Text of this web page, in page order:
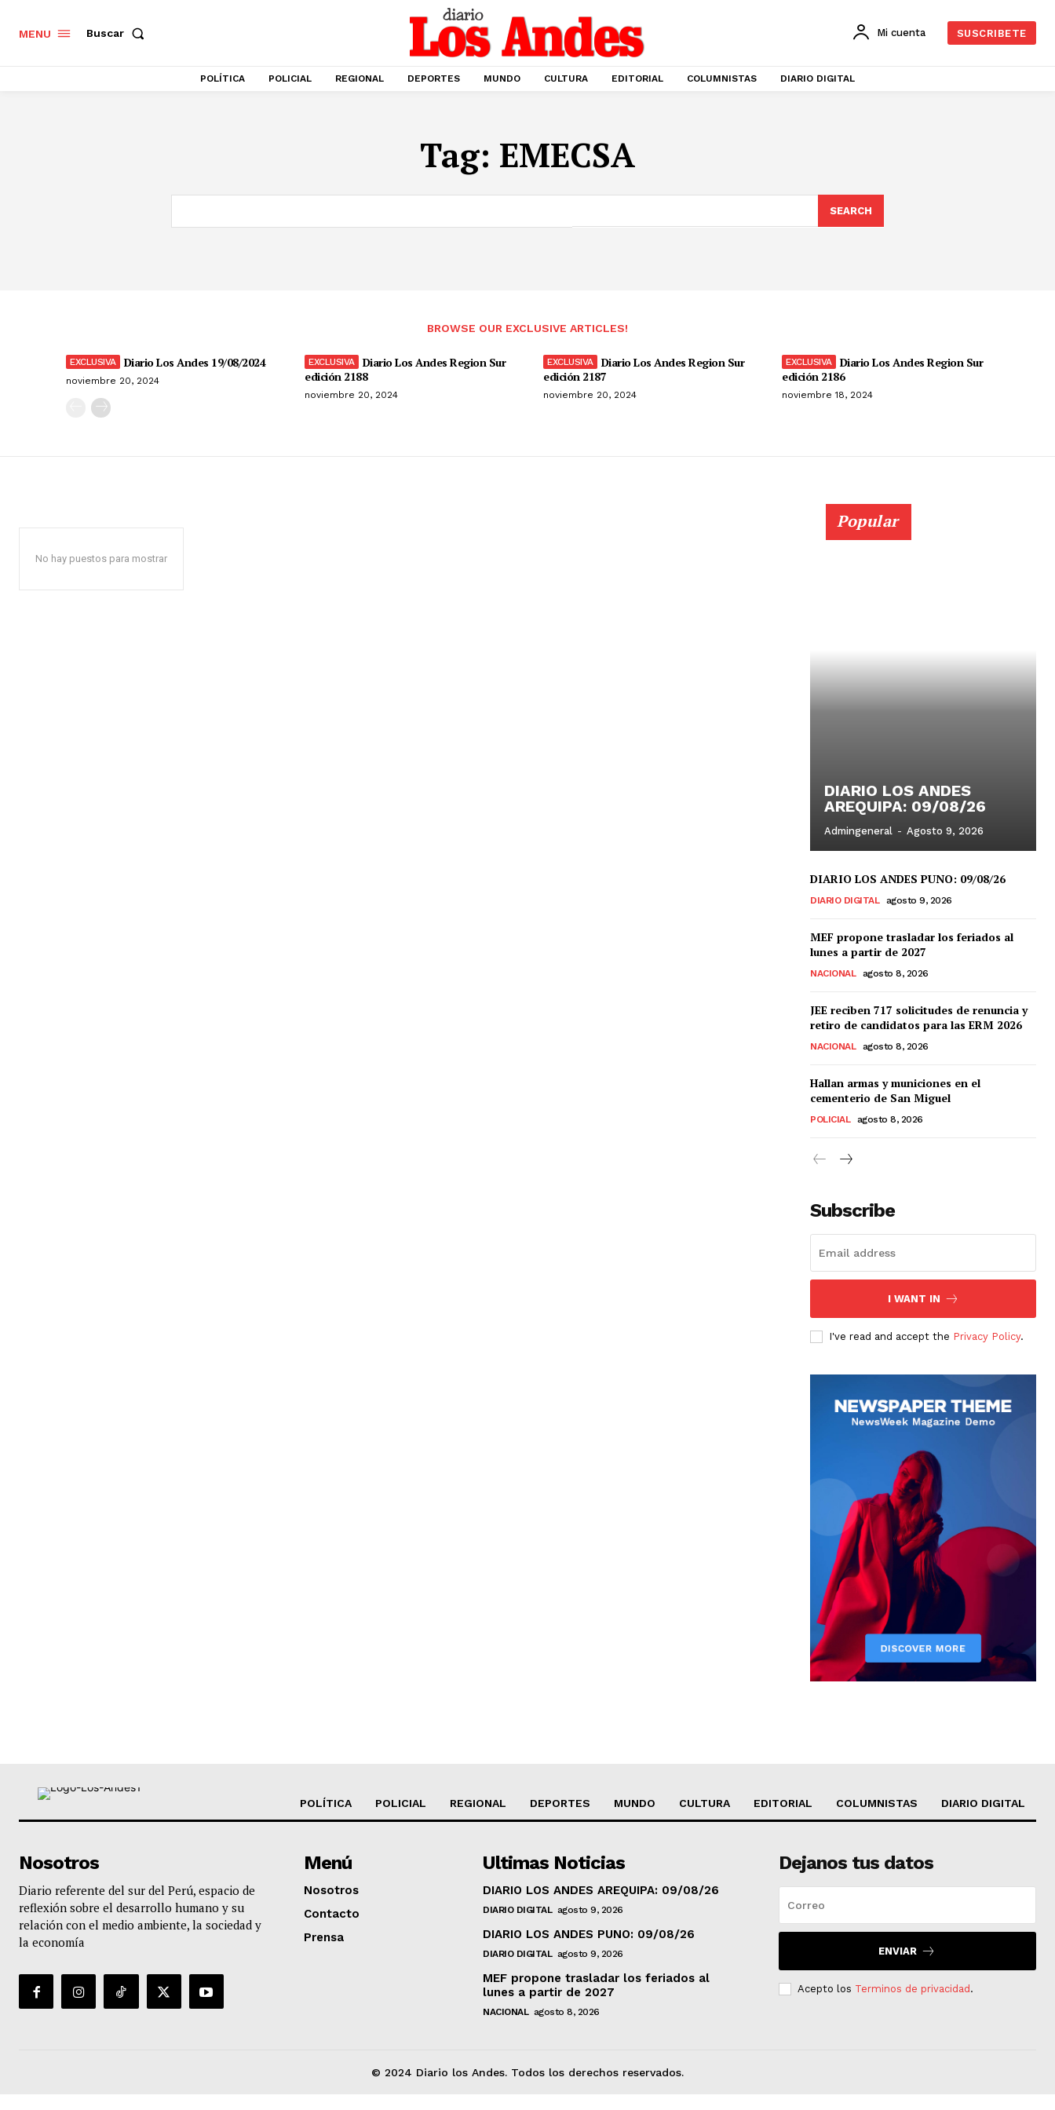
MENU Buscar Mi cuenta SUSCRIBETE
POLÍTICA POLICIAL REGIONAL DEPORTES MUNDO CULTURA EDITORIAL COLUMNISTAS DIARIO DIGITAL
Tag: EMECSA
SEARCH
BROWSE OUR EXCLUSIVE ARTICLES!
Diario Los Andes 19/08/2024
noviembre 20, 2024
Diario Los Andes Region Sur
edición 2188
noviembre 20, 2024
Diario Los Andes Region Sur
edición 2187
noviembre 20, 2024
Diario Los Andes Region Sur
edición 2186
noviembre 18, 2024
No hay puestos para mostrar
Popular
DIARIO LOS ANDES
AREQUIPA: 09/08/26
Admingeneral - Agosto 9, 2026
DIARIO LOS ANDES PUNO: 09/08/26
DIARIO DIGITAL agosto 9, 2026
MEF propone trasladar los feriados al
lunes a partir de 2027
NACIONAL agosto 8, 2026
JEE reciben 717 solicitudes de renuncia y
retiro de candidatos para las ERM 2026
NACIONAL agosto 8, 2026
Hallan armas y municiones en el
cementerio de San Miguel
POLICIAL agosto 8, 2026
Subscribe
I WANT IN
I've read and accept the Privacy Policy.
POLÍTICA POLICIAL REGIONAL DEPORTES MUNDO CULTURA EDITORIAL COLUMNISTAS DIARIO DIGITAL
Nosotros
Diario referente del sur del Perú, espacio de
reflexión sobre el desarrollo humano y su
relación con el medio ambiente, la sociedad y
la economía
Menú
Nosotros
Contacto
Prensa
Ultimas Noticias
DIARIO LOS ANDES AREQUIPA: 09/08/26
DIARIO DIGITAL agosto 9, 2026
DIARIO LOS ANDES PUNO: 09/08/26
DIARIO DIGITAL agosto 9, 2026
MEF propone trasladar los feriados al
lunes a partir de 2027
NACIONAL agosto 8, 2026
Dejanos tus datos
ENVIAR
Acepto los Terminos de privacidad .
© 2024 Diario los Andes. Todos los derechos reservados.